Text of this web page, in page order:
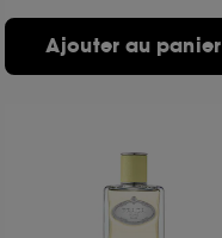
Ajouter au panier